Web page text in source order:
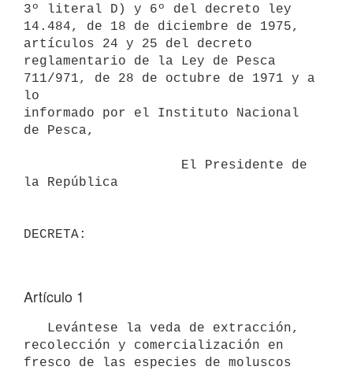
3º literal D) y 6º del decreto ley
14.484, de 18 de diciembre de 1975,
artículos 24 y 25 del decreto
reglamentario de la Ley de Pesca
711/971, de 28 de octubre de 1971 y a
lo
informado por el Instituto Nacional
de Pesca,
la República
Artículo 1
recolección y comercialización en
fresco de las especies de moluscos